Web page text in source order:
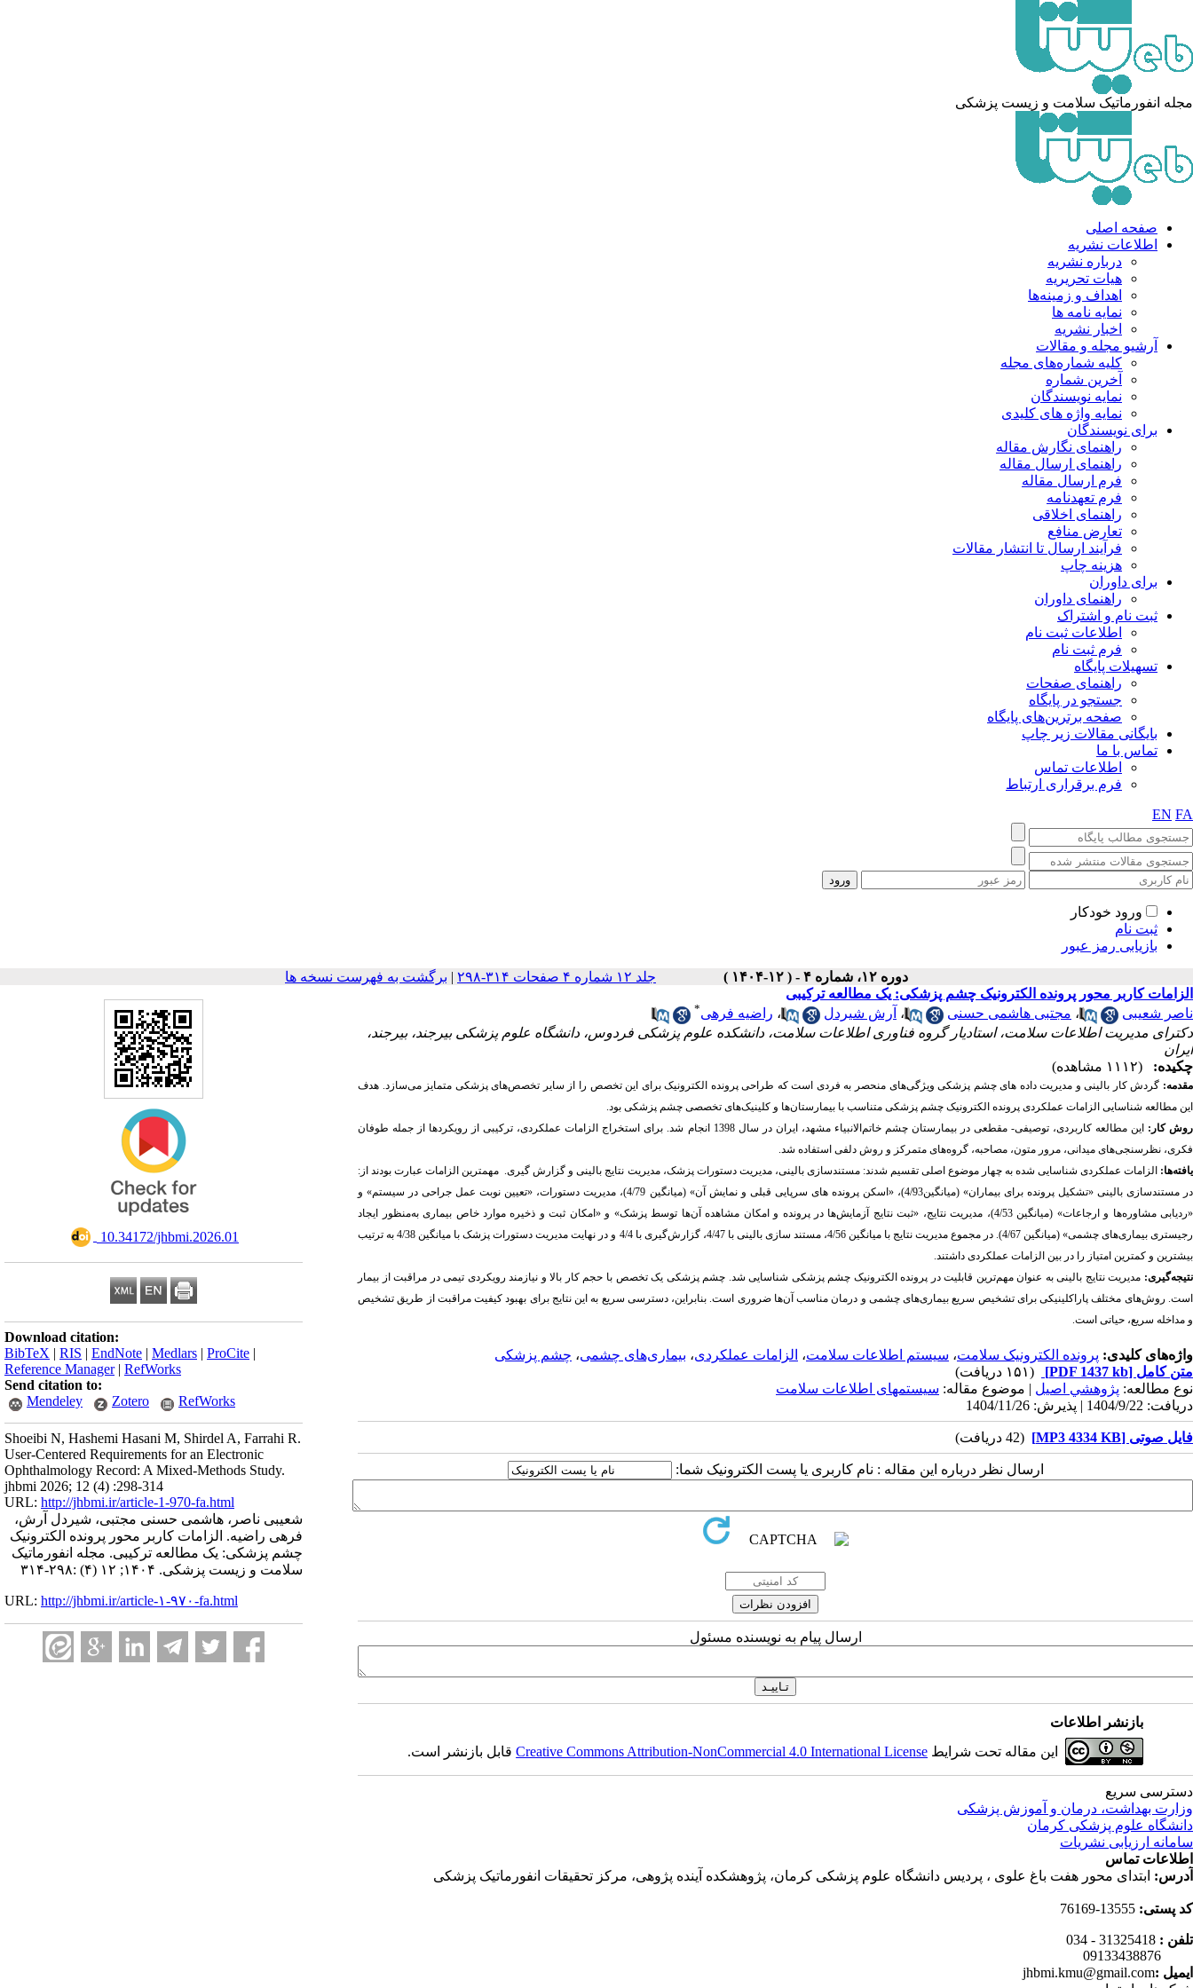
مجله انفورماتیک سلامت و زیست پزشکی
صفحه اصلی
اطلاعات نشریه
درباره نشریه
هیات تحریریه
اهداف و زمینه‌ها
نمایه نامه ها
اخبار نشریه
آرشیو مجله و مقالات
کلیه شماره‌های مجله
آخرین شماره
نمایه نویسندگان
نمایه واژه های کلیدی
برای نویسندگان
راهنمای نگارش مقاله
راهنمای ارسال مقاله
فرم ارسال مقاله
فرم تعهدنامه
راهنمای اخلاقی
تعارض منافع
فرآیند ارسال تا انتشار مقالات
هزینه چاپ
برای داوران
راهنمای داوران
ثبت نام و اشتراک
اطلاعات ثبت نام
فرم ثبت نام
تسهیلات پایگاه
راهنمای صفحات
جستجو در پایگاه
صفحه برترین‌های پایگاه
بایگانی مقالات زیر چاپ
تماس با ما
اطلاعات تماس
فرم برقراری ارتباط
EN FA
ورود خودکار
ثبت نام
بازیابی رمز عبور
دوره ۱۲، شماره ۴ - ( ۱۲-۱۴۰۴ ) جلد ۱۲ شماره ۴ صفحات ۳۱۴-۲۹۸ | برگشت به فهرست نسخه ها
‎ 10.34172/jhbmi.2026.01
Download citation:
BibTeX | RIS | EndNote | Medlars | ProCite |
Reference Manager| RefWorks
Send citation to:
Mendeley
Zotero RefWorks
Shoeibi N, Hashemi Hasani M, Shirdel A, Farrahi R.
User-Centered Requirements for an Electronic
Ophthalmology Record: A Mixed-Methods Study.
jhbmi 2026; 12 (4) :298-314
URL: http://jhbmi.ir/article-1-970-fa.html
شعیبی ناصر، هاشمی حسنی مجتبی، شیردل آرش،
فرهی راضیه. الزامات کاربر محور پرونده الکترونیک
چشم پزشکی: یک مطالعه ترکیبی. مجله انفورماتیک
سلامت و زیست پزشکی. ۱۴۰۴; ۱۲ (۴) :۲۹۸-۳۱۴
URL: http://jhbmi.ir/article-۱-۹۷۰-fa.html
الزامات کاربر محور پرونده الکترونیک چشم پزشکی: یک مطالعه ترکیبی
ناصر شعیبی
، مجتبی هاشمی حسنی ، آرش شیردل ، راضیه فرهی*
دکترای مدیریت اطلاعات سلامت، استادیار گروه فناوری اطلاعات سلامت، دانشکده علوم پزشکی فردوس، دانشگاه علوم پزشکی بیرجند، بیرجند،
ایران
چکیده:
(۱۱۱۲ مشاهده)
مقدمه: گردش کار بالینی و مدیریت داده های چشم پزشکی ویژگیهای منحصر به فردی است که طراحی پرونده الکترونیک برای این تخصص را از سایر تخصصهای پزشکی متمایز میسازد.
هدف
این مطالعه شناسایی الزامات عملکردی پرونده الکترونیک چشم پزشکی متناسب با بیمارستان‌ها و کلینیک‌های تخصصی چشم پزشکی بود.
روش کار: این مطالعه کاربردی، توصیفی- مقطعی در بیمارستان چشم خاتم‌الانبیاء مشهد، ایراندر سال1398 انجام شد. برای استخراج الزامات عملکردی، ترکیبی از رویکردها از جمله طوفان
فکری، نظرسنجی‌های میدانی، مرور متون، مصاحبه‌، گروه‌های متمرکز و روش دلفی استفاده شد.
یافته‌ها: الزامات عملکردی شناسایی شده به چهار موضوع اصلی تقسیم شدند: مستندسازی بالینی، مدیریت دستورات پزشک، مدیریت نتایج بالینی و گزارش گیری. مهمترین الزامات عبارت بودند از:
در مستندسازی بالینی «تشکیل پرونده برای بیماران» (میانگین4/93)، «اسکن پرونده های سرپایی قبلی و نمایش آن» (میانگین 4/79)، مدیریت دستورات، «تعیین نوبت عمل جراحی در سیستم» و
«ردیابی مشاوره‌ها و ارجاعات» (میانگین 4/53)، مدیریت نتایج، «ثبت نتایج آزمایش‌ها در پرونده و امکان مشاهده آن‌ها توسط پزشک» و «امکان ثبت و ذخیره موارد خاص بیماری به‌منظور ایجاد
رجیستری بیماری‌های چشمی» (میانگین 4/67). در مجموع مدیریت نتایج با میانگین 4/56، مستند سازی بالینی با 4/47، گزارش‌گیری با 4/4 و در نهایت مدیریت دستورات پزشک با میانگین 4/38 به ترتیب
بیشترین و کمترین امتیاز را در بین الزامات عملکردی داشتند.
نتیجه‌گیری: مدیریت نتایج بالینی به عنوان مهم‌ترین قابلیت در پرونده الکترونیک چشم پزشکی شناسایی شد. چشم پزشکی یک تخصص با حجم کار بالا و نیازمند رویکردی تیمی در مراقبت از بیمار
است. روش‌های مختلف پاراکلینیکی برای تشخیص سریع بیماری‌های چشمی و درمان مناسب آن‌ها ضروری است. بنابراین، دسترسی سریع به این نتایج برای بهبود کیفیت مراقبت از طریق تشخیص
و مداخله سریع، حیاتی است.
واژه‌های کلیدی: پرونده الکترونیک سلامت، سیستم اطلاعات سلامت، الزامات عملکردی، بیماری‌های چشمی، چشم پزشکی
متن کامل [PDF 1437 kb]
(۱۵۱ دریافت)
نوع مطالعه: پژوهشي اصیل | موضوع مقاله: سیستمهای اطلاعات سلامت
دریافت: 1404/9/22 | پذیرش: 1404/11/26
فایل صوتی [MP3 4334 KB] (42 دریافت)
ارسال نظر درباره این مقاله : نام کاربری یا پست الکترونیک شما:
ارسال پیام به نویسنده مسئول
بازنشر اطلاعات
این مقاله تحت شرایط Creative Commons Attribution-NonCommercial 4.0 International Licenseقابل بازنشر است.
دسترسی سریع
وزارت بهداشت، درمان و آموزش پزشکی
دانشگاه علوم پزشکی کرمان
سامانه ارزیابی نشریات
اطلاعات تماس
آدرس: ابتدای محور هفت باغ علوی ، پردیس دانشگاه علوم پزشکی کرمان، پژوهشکده آینده پژوهی، مرکز تحقیقات انفورماتیک پزشکی
کد پستی:
تلفن : 31325418 - 034
ایمیل :jhbmi.kmu@gmail.com